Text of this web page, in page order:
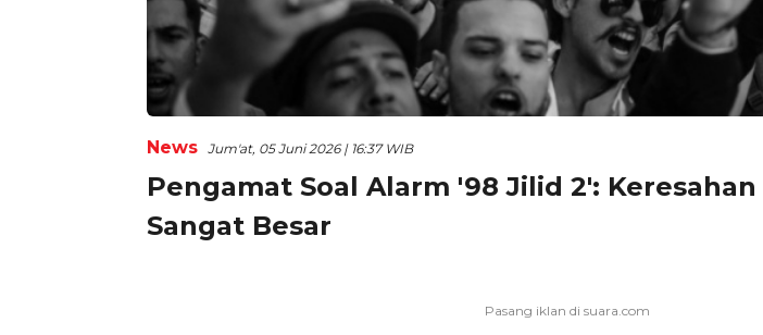
News Jum'at, 05 Juni 2026 | 16:37 WIB
Pengamat Soal Alarm '98 Jilid 2':
Sangat Besar